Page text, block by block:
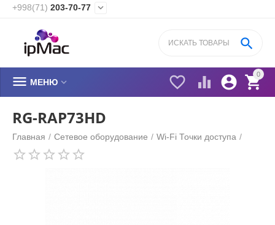
+998(71) 203-70-77 
0


 

 МЕНЮ 
RG-RAP73HD
Главная / Сетевое оборудование / Wi-Fi Точки доступа /